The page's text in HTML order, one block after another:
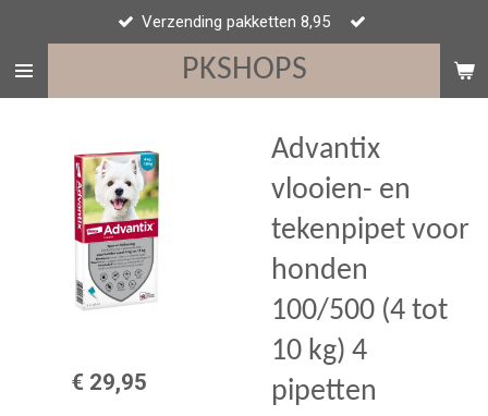
naar
PKSHOPS
Verzending pakketten 8,95
Advantix
vlooien- en
tekenpipet voor
honden
100/500 (4 tot
10 kg) 4
pipetten
€ 29,95